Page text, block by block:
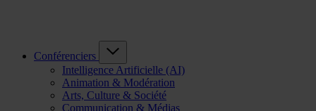
Conférenciers
Intelligence Artificielle (AI)
Animation & Modération
Arts, Culture & Société
Communication & Médias